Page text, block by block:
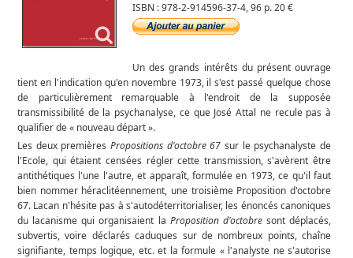
ISBN : 978-2-914596-37-4, 96 p. 20 €
Un des grands intérêts du présent ouvrage
tient en l'indication qu'en novembre 1973, il s'est passé quelque chose
de particulièrement remarquable à l'endroit de la supposée
transmissibilité de la psychanalyse, ce que José Attal ne recule pas à
qualifier de « nouveau départ ».
Les deux premières Propositions d'octobre 67 sur le psychanalyste de
l'Ecole, qui étaient censées régler cette transmission, s'avèrent être
antithétiques l'une l'autre, et apparaît, formulée en 1973, ce qu'il faut
bien nommer héraclitéennement, une troisième Proposition d'octobre
67. Lacan n'hésite pas à s'autodéterritorialiser, les énoncés canoniques
du lacanisme qui organisaient la Proposition d'octobresont déplacés,
subvertis, voire déclarés caduques sur de nombreux points, chaîne
signifiante, temps logique, etc. et la formule « l'analyste ne s'autorise